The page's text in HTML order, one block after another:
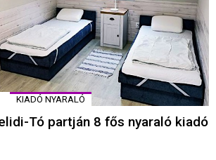
KIADÓ NYARALÓ
Tó partján 8 fős nyaraló kiadó